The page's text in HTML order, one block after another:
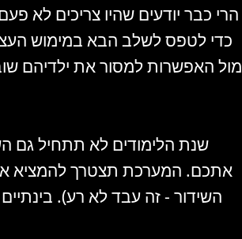
הרי כבר יודעים שהיו צריכים לא
כדי לטפס לשלב הבא במימוש
מול האפשרות למסור את ילדיהם
שנת הלימודים לא תתחיל גם
אתכם. המערכת תצטרך להמציא
השידור - זה עבד לא רע).